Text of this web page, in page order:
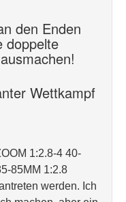
den Enden
doppelte
Wettkampf
1:2.8-4 40-
85MM 1:2.8
werden. Ich